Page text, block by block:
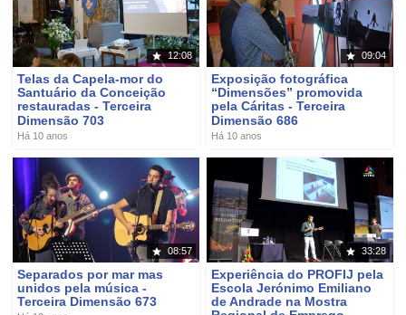
12:08
Telas da Capela-mor do
Santuário da Conceição
restauradas - Terceira
Dimensão 703
Há 10 anos
09:04
Exposição fotográfica
“Dimensões” promovida
pela Cáritas - Terceira
Dimensão 686
Há 10 anos
08:57
Separados por mar mas
unidos pela música -
Terceira Dimensão 673
33:28
Experiência do PROFIJ pela
Escola Jerónimo Emiliano
de Andrade na Mostra